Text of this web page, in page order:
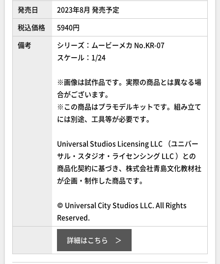
発売日
2023年8月 発売予定
税込価格
5940円
備考
シリーズ：ムービーメカ No.KR-07
スケール：1/24
※画像は試作品です。実際の商品とは異なる場
合がございます。
※この商品はプラモデルキットです。組み立て
には別途、工具等が必要です。
Universal Studios Licensing LLC （ユニバー
サル・スタジオ・ライセンシング LLC ）との
商品化契約に基づき、株式会社青島文化教材社
が企画・制作した商品です。
© Universal City Studios LLC. All Rights
Reserved.
詳細はこちら